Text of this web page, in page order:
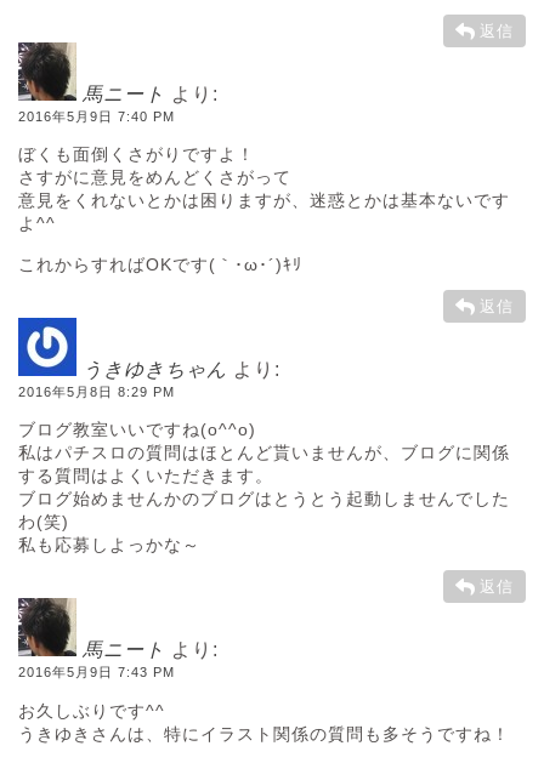
返信
馬ニート より:
2016年5月9日 7:40 PM
ぼくも面倒くさがりですよ！
さすがに意見をめんどくさがって
意見をくれないとかは困りますが、迷惑とかは基本ないです
よ^^
これからすればOKです(｀･ω･´)ｷﾘ
返信
うきゆきちゃん より:
2016年5月8日 8:29 PM
ブログ教室いいですね(o^^o)
私はパチスロの質問はほとんど貰いませんが、ブログに関係
する質問はよくいただきます。
ブログ始めませんかのブログはとうとう起動しませんでした
わ(笑)
私も応募しよっかな～
返信
馬ニート より:
2016年5月9日 7:43 PM
お久しぶりです^^
うきゆきさんは、特にイラスト関係の質問も多そうですね！